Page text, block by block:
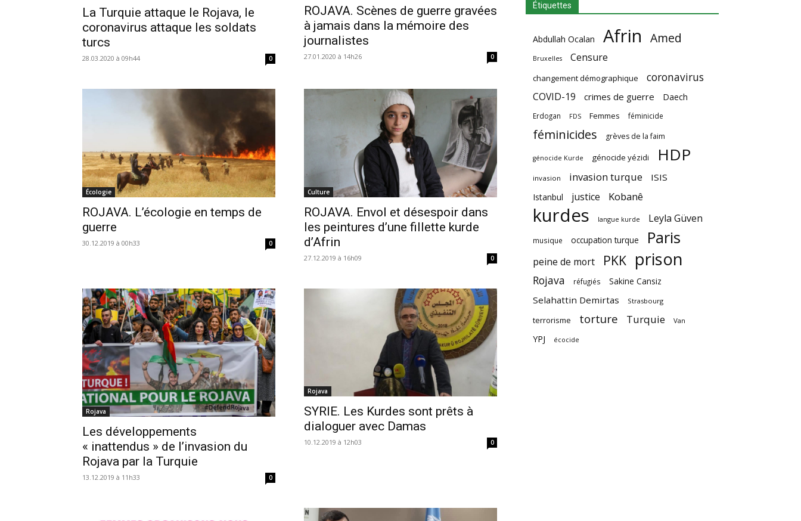
La Turquie attaque le Rojava, le
coronavirus attaque les soldats
turcs
28.03.2020 à 09h44 0
ROJAVA. Scènes de guerre gravées
à jamais dans la mémoire des
journalistes
27.01.2020 à 14h26 0
Écologie
ROJAVA. L’écologie en temps de
guerre
30.12.2019 à 00h33 0
Culture
ROJAVA. Envol et désespoir dans
les peintures d’une fillette kurde
d’Afrin
27.12.2019 à 16h09 0
Rojava
Les développements
« inattendus » de l’invasion du
Rojava par la Turquie
13.12.2019 à 11h33 0
Rojava
SYRIE. Les Kurdes sont prêts à
dialoguer avec Damas
10.12.2019 à 12h03 0
Étiquettes
Abdullah Ocalan Afrin Amed
Bruxelles Censure
changement démographique coronavirus
COVID-19 crimes de guerre Daech
Erdogan FDS Femmes féminicide
féminicides grèves de la faim
génocide Kurde génocide yézidi HDP
invasion invasion turque ISIS
Istanbul justice Kobanê
kurdes langue kurde Leyla Güven
musique occupation turque Paris
peine de mort PKK prison
Rojava réfugiés Sakine Cansiz
Selahattin Demirtas Strasbourg
terrorisme torture Turquie Van
YPJ écocide